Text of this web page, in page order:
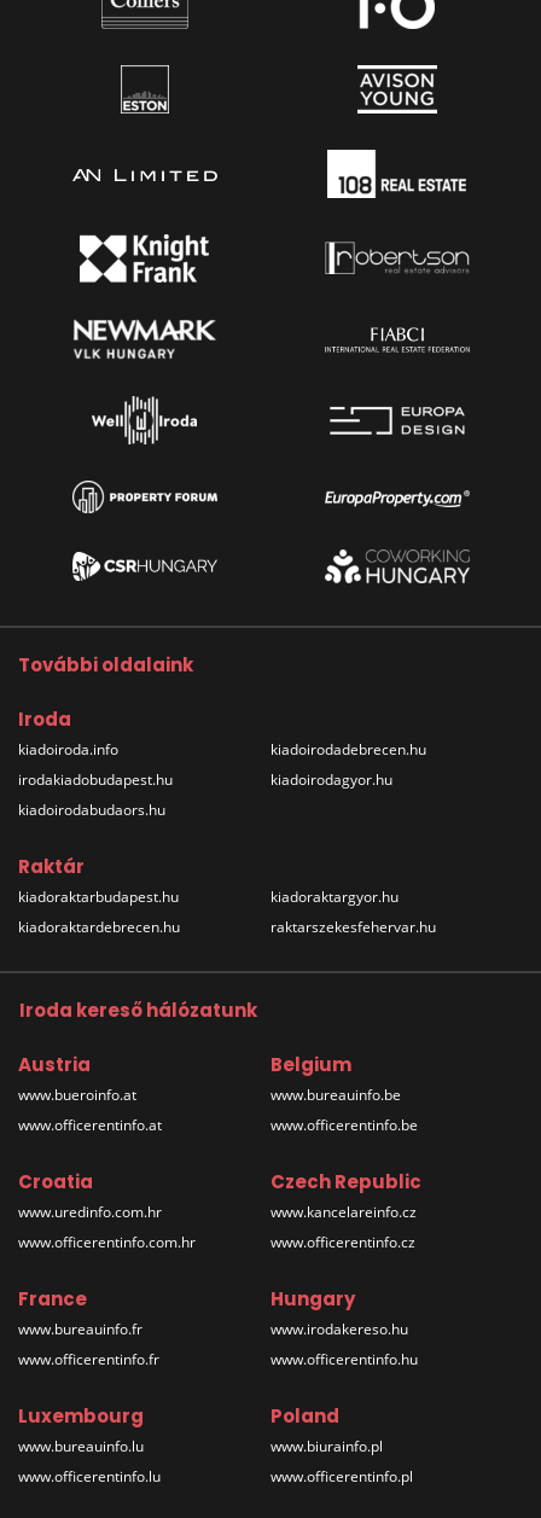
További oldalaink
Iroda
kiadoiroda.info
irodakiadobudapest.hu
kiadoirodabudaors.hu
kiadoirodadebrecen.hu
kiadoirodagyor.hu
Raktár
kiadoraktarbudapest.hu
kiadoraktardebrecen.hu
kiadoraktargyor.hu
raktarszekesfehervar.hu
Iroda kereső hálózatunk
Austria
www.bueroinfo.at
www.officerentinfo.at
Belgium
www.bureauinfo.be
www.officerentinfo.be
Croatia
www.uredinfo.com.hr
www.officerentinfo.com.hr
Czech Republic
www.kancelareinfo.cz
www.officerentinfo.cz
France
www.bureauinfo.fr
www.officerentinfo.fr
Hungary
www.irodakereso.hu
www.officerentinfo.hu
Luxembourg
www.bureauinfo.lu
www.officerentinfo.lu
Poland
www.biurainfo.pl
www.officerentinfo.pl